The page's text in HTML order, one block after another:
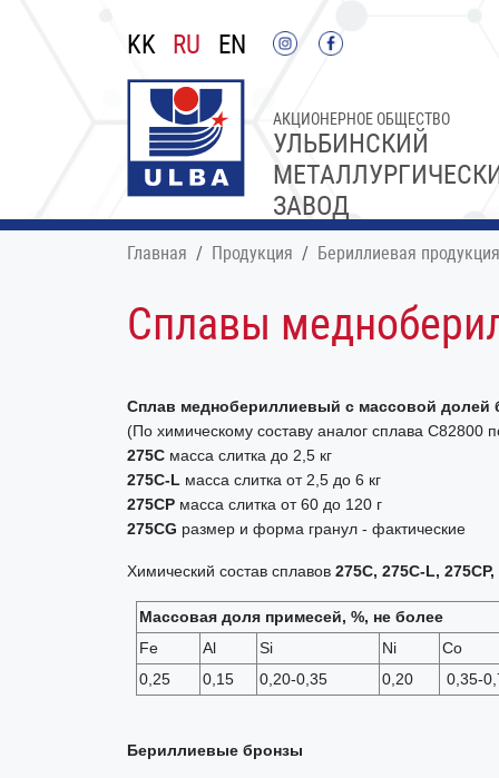
KK RU EN
УЛЬБИНСКИЙ
ЗАВОД
АКЦИОНЕРНОЕ ОБЩЕСТВО
Главная Продукция Бериллиевая продукция
Сплавы
Сплав меднобериллиевый с массовой долей
(По химическому составу аналог сплава C82800
275С масса слитка до 2,5 кг
275С-L масса слитка от 2,5 до 6 кг
275СР масса слитка от 60 до 120 г
275СG размер и форма гранул - фактические
Химический состав сплавов 275С, 275С-L, 275СР,
Массовая доля примесей, %, не более
Fe
Al Si Ni
Со
0,25
0,15 0,20-0,35 0,20 0,35-
Бериллиевые бронзы